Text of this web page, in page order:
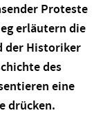
Proteste
erläutern die
der Historiker
des
eine
drücken.